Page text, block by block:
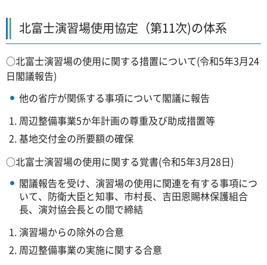
北富士演習場使用協定（第11次)の体系
○北富士演習場の使用に関する措置について(令和5年3月24
日閣議報告)
他の省庁が関係する事項について閣議に報告
周辺整備事業5か年計画の尊重及び助成措置等
基地交付金の所要額の確保
○北富士演習場の使用に関する覚書(令和5年3月28日)
閣議報告を受け、演習場の使用に関連を有する事項につ
いて、防衛大臣と知事、市村長、吉田恩賜林保護組合
長、演対協会長との間で締結
演習場からの除外の合意
周辺整備事業の実施に関する合意